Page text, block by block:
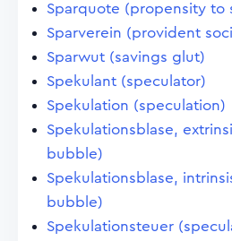
Sparquote (propensity to
Sparverein (provident
Sparwut (savings glut)
Spekulant (speculator)
Spekulation (speculation)
Spekulationsblase,
bubble)
Spekulationsblase,
bubble)
Spekulationsteuer